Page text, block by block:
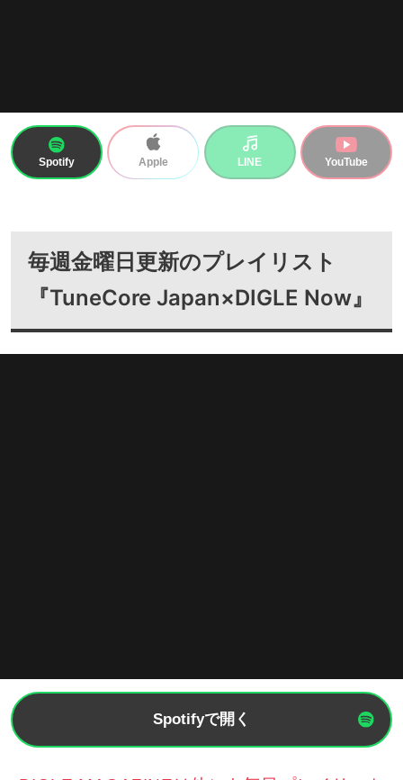
Spotify Apple LINE YouTube
毎週金曜日更新のプレイリスト
『TuneCore Japan×DIGLE Now』
Spotifyで開く